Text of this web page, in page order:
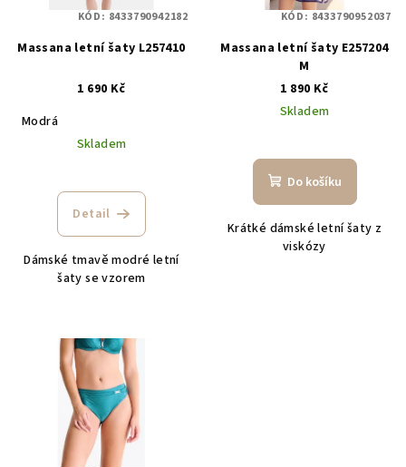
Massana letní šaty L257410
1 690 Kč
Modrá
Skladem
Detail
Dámské tmavě modré letní
šaty se vzorem
KÓD: 8433790942182
Massana letní šaty E257204
M
1 890 Kč
Skladem
Do košíku
Krátké dámské letní šaty z
viskózy
KÓD: 8433790952037